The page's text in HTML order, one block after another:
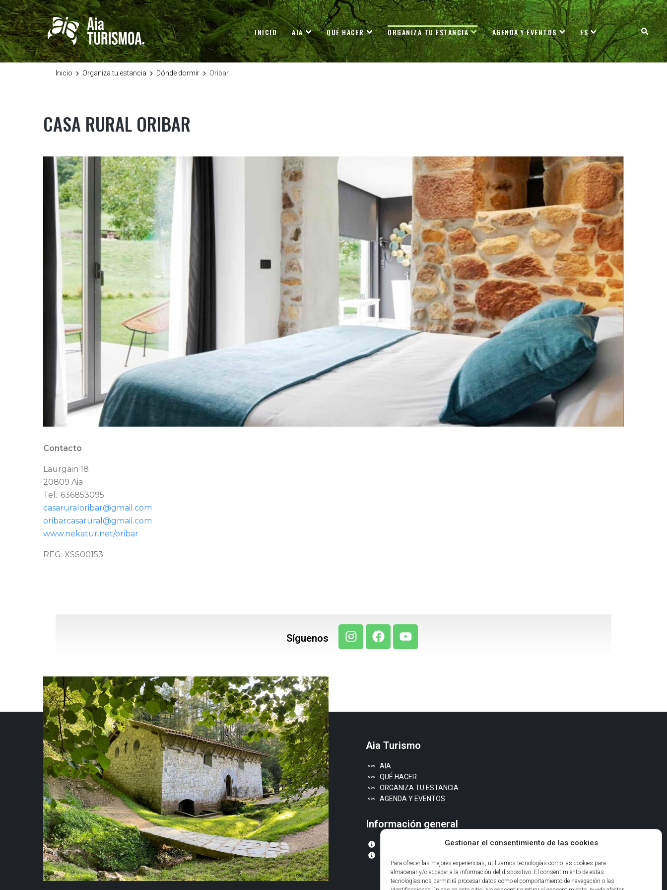
Gestionar el consentimiento de las cookies
Para ofrecer las mejores experiencias, utilizamos tecnologías como las cookies para
almacenar y/o acceder a la información del dispositivo. El consentimiento de estas
tecnologías nos permitirá procesar datos como el comportamiento de navegación o las
INICIO AIA QUÉ HACER ORGANIZA TU ESTANCIA AGENDA Y EVENTOS ES
Inicio Organiza tu estancia Dónde dormir Oribar
CASA RURAL ORIBAR
Contacto
Laurgain 18
20809 Aia
Tel.: 636853095
casaruraloribar@gmail.com
oribarcasarural@gmail.com
www.nekatur.net/oribar
REG: XSS00153
Síguenos
Aia Turismo
AIA
QUÉ HACER
ORGANIZA TU ESTANCIA
AGENDA Y EVENTOS
Información general
INFORMACIÓN LEGAL